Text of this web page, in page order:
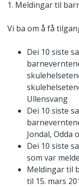
1. Meldingar til
Vi ba om å få
Dei 10 siste
Ullensvang
Dei 10 siste
Jondal, Odda
Dei 10 siste
som var
Meldingar til
til 15. mars